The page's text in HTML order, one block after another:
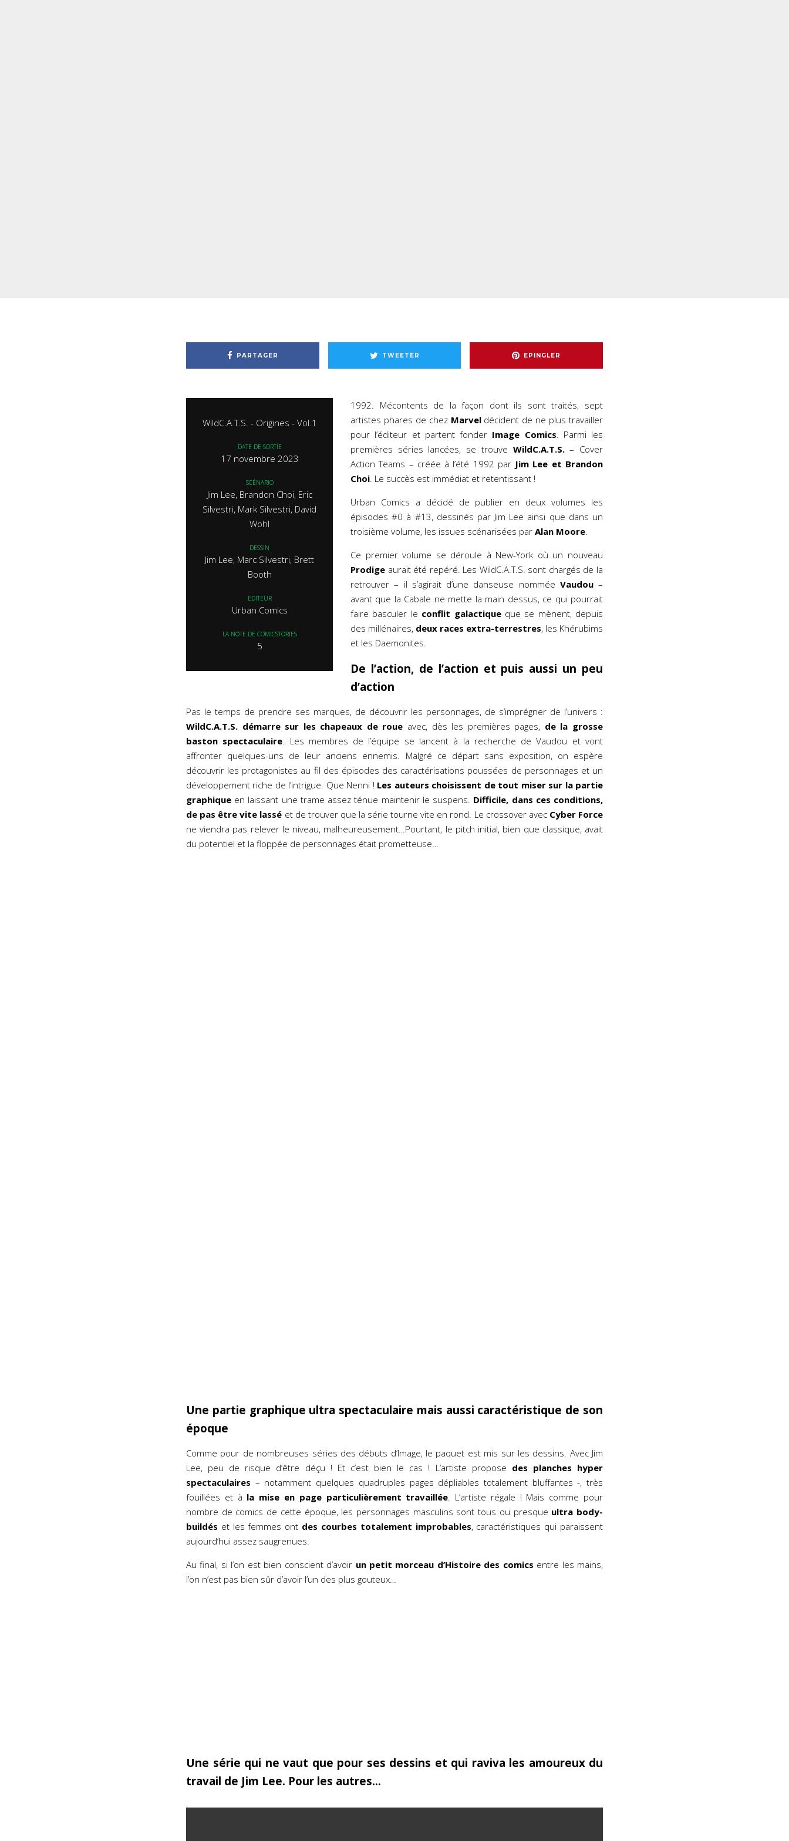
PARTAGER TWEETER EPINGLER
WildC.A.T.S. - Origines - Vol.1
DATE DE SORTIE
17 novembre 2023
SCÉNARIO
Jim Lee, Brandon Choi, Eric
Silvestri, Mark Silvestri, David
Wohl
DESSIN
Jim Lee, Marc Silvestri, Brett
Booth
EDITEUR
Urban Comics
LA NOTE DE COMICSTORIES
5
1992. Mécontents de la façon dont ils sont traités, sept
artistes phares de chez Marveldécident de ne plus travailler
pour l’éditeur et partent fonder Image Comics. Parmi les
premières séries lancées, se trouve WildC.A.T.S.– Cover
Action Teams – créée à l’été 1992 par Jim Lee et Brandon
Choi. Le succès est immédiat et retentissant !
Urban Comics a décidé de publier en deux volumes les
épisodes #0 à #13, dessinés par Jim Lee ainsi que dans un
troisième volume, les issues scénarisées par Alan Moore.
Ce premier volume se déroule à New-York où un nouveau
Prodige aurait été repéré. Les WildC.A.T.S. sont chargés de la
retrouver – il s’agirait d’une danseuse nommée Vaudou–
avant que la Cabale ne mette la main dessus, ce qui pourrait
faire basculer le conflit galactiqueque se mènent, depuis
des millénaires, deux races extra-terrestres, les Khérubims
et les Daemonites.
De l’action, de l’action et puis aussi un peu
d’action
Pas le temps de prendre ses marques, de découvrir les personnages, de s’imprégner de l’univers :
WildC.A.T.S. démarre sur les chapeaux de roue avec, dès les premières pages, de la grosse
baston spectaculaire. Les membres de l’équipe se lancent à la recherche de Vaudou et vont
affronter quelques-uns de leur anciens ennemis. Malgré ce départ sans exposition, on espère
découvrir les protagonistes au fil des épisodes des caractérisations poussées de personnages et un
développement riche de l’intrigue. Que Nenni ! Les auteurs choisissent de tout miser sur la partie
graphique en laissant une trame assez ténue maintenir le suspens. Difficile, dans ces conditions,
de pas être vite lassé et de trouver que la série tourne vite en rond. Le crossover avecCyber Force
ne viendra pas relever le niveau, malheureusement…Pourtant, le pitch initial, bien que classique, avait
du potentiel et la floppée de personnages était prometteuse…
Une partie graphique ultra spectaculaire mais aussi caractéristique de son
époque
Comme pour de nombreuses séries des débuts d’Image, le paquet est mis sur les dessins. Avec Jim
Lee, peu de risque d’être déçu ! Et c’est bien le cas ! L’artiste propose des planches hyper
spectaculaires – notamment quelques quadruples pages dépliables totalement bluffantes -, très
fouillées et à la mise en page particulièrement travaillée. L’artiste régale ! Mais comme pour
nombre de comics de cette époque, les personnages masculins sont tous ou presque ultra body-
buildés et les femmes ont des courbes totalement improbables, caractéristiques qui paraissent
aujourd’hui assez saugrenues.
Au final, si l’on est bien conscient d’avoir un petit morceau d’Histoire des comics entre les mains,
l’on n’est pas bien sûr d’avoir l’un des plus gouteux…
Une série qui ne vaut que pour ses dessins et qui raviva les amoureux du
travail de Jim Lee. Pour les autres…